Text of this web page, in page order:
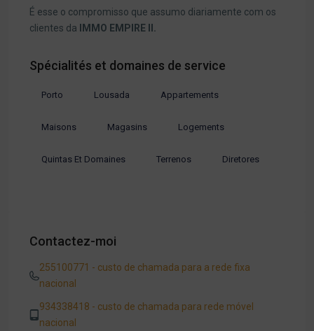
É esse o compromisso que assumo diariamente com os
clientes da IMMO EMPIRE II.
Spécialités et domaines de service
Porto Lousada Appartements
Maisons Magasins Logements
Quintas Et Domaines Terrenos Diretores
Contactez-moi
255100771 - custo de chamada para a rede fixa
nacional
934338418 - custo de chamada para rede móvel
nacional